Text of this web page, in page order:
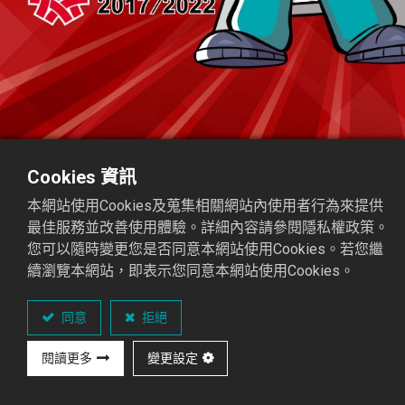
PreviousNext
主要產品
Cookies 資訊
本網站使用Cookies及蒐集相關網站內使用者行為來提供
最佳服務並改善使用體驗。詳細內容請參閱隱私權政策。
您可以隨時變更您是否同意本網站使用Cookies。若您繼
續瀏覽本網站，即表示您同意本網站使用Cookies。
同意 拒絕
閱讀更多 變更設定